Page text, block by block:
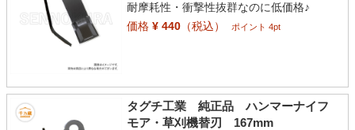
耐摩耗性・衝撃性抜群なのに低価格♪
価格¥ 440（税込） ポイント 4pt
タグチ工業 純正品 ハンマーナイフ
モア・草刈機替刃 167mm